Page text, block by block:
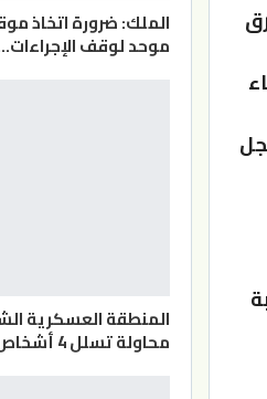
الملك: ضرورة اتخاذ
موحد لوقف
المنطقة العسكرية
محاولة تسلل 4 أشخاص